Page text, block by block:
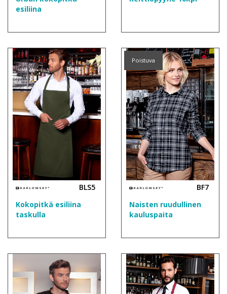
esiliina
BLS5
Kokopitkä esiliina
taskulla
BF7
Naisten ruudullinen
kauluspaita
Poistuva